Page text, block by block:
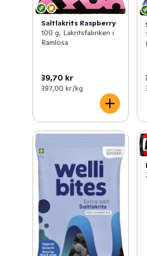
Saltlakrits Raspberry
100 g, Lakritsfabriken i
Ramlösa
39,70 kr
397,00 kr /kg